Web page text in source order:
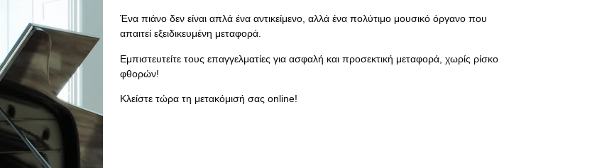
Ένα πιάνο δεν είναι απλά ένα αντικείμενο, αλλά ένα πολύτιμο μουσικό όργανο που
απαιτεί εξειδικευμένη μεταφορά.
Εμπιστευτείτε τους επαγγελματίες για ασφαλή και προσεκτική μεταφορά, χωρίς ρίσκο
φθορών!
Κλείστε τώρα τη μετακόμισή σας online!